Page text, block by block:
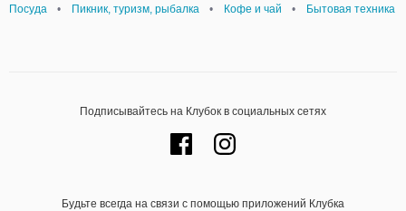
Посуда • Пикник, туризм, рыбалка • Кофе и чай • Бытовая техника
Подписывайтесь на Клубок в социальных сетях
Будьте всегда на связи с помощью приложений Клубка